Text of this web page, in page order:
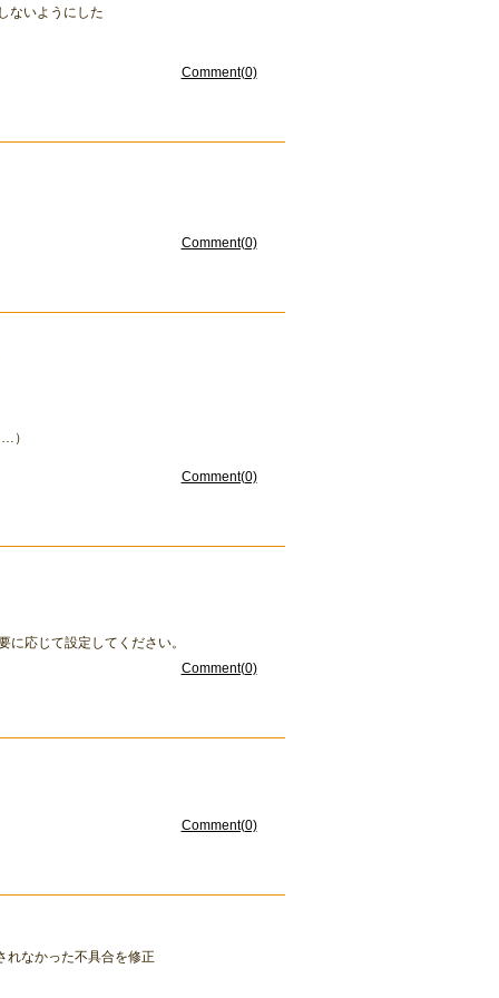
ないようにした
Comment(0)
Comment(0)
）
Comment(0)
応じて設定してください。
Comment(0)
Comment(0)
れなかった不具合を修正